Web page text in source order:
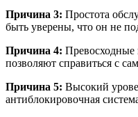
Причина 3: Простота
быть уверены, что он не
Причина 4: Превосходные
позволяют справиться с
Причина 5: Высокий
антиблокировочная